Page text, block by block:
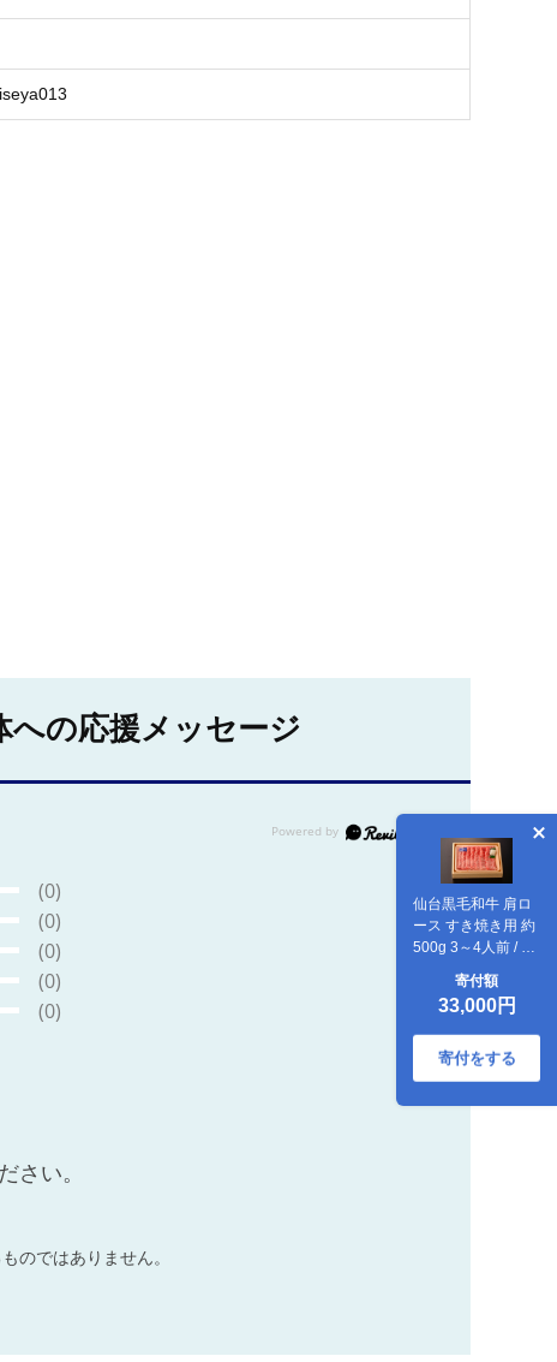
仙台黒毛和牛 肩ロ
ース すき焼き用 約
500g 3～4人前 / 牛
牛 国産牛 和牛 黒毛
和牛 霜降り すき焼
き お鍋 人気 贈答
贈り物 プレゼント
ギフト 仙台 すてー
寄付額
33,000円
寄付をする
への応援メッセージ
(0)
(0)
(0)
(0)
(0)
さい。
のではありません。